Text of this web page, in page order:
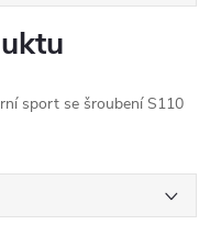
sport se šroubení S110